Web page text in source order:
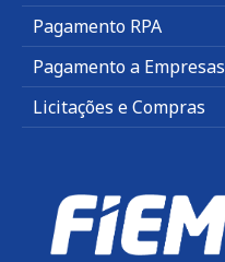
Pagamento RPA
Pagamento a Empresas
Licitações e Compras